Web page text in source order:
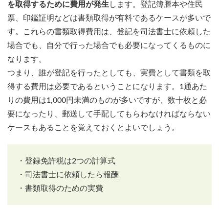
を取得するために費用が発生 します。登記簿謄本や住民
票、印鑑証明などは書類取得が有料であるケースが多いで
す。これらの書類取得費用は、登記を司法書士に依頼した
場合でも、自分で行った場合でも必要になってくるものに
なります。
つまり、誰が登記を行ったとしても、実費として書類を取
得する費用は必要であるということになります。1通あた
りの費用は1,000円未満のものが多いですが、数十枚と必
要になったり、郵送して手配してもらわなければならない
ケースもあることを覚えておくとよいでしょう。
・登録免許税は2つの計算式
・司法書士に依頼したら報酬
・書類取得のための実費